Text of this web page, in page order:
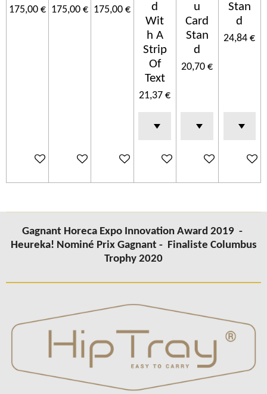
175,00 €
Ajouter au panier
175,00 €
Ajouter au panier
175,00 €
Ajouter au panier
d
Wit
h A
Strip
Of
Text
21,37 €
Ajouter au panier
u
Card
Stan
d
20,70 €
Ajouter au panier
Stan
d
24,84 €
Gagnant Horeca Expo Innovation Award 2019 -
Heureka! Nominé Prix Gagnant - Finaliste Columbus
Trophy 2020